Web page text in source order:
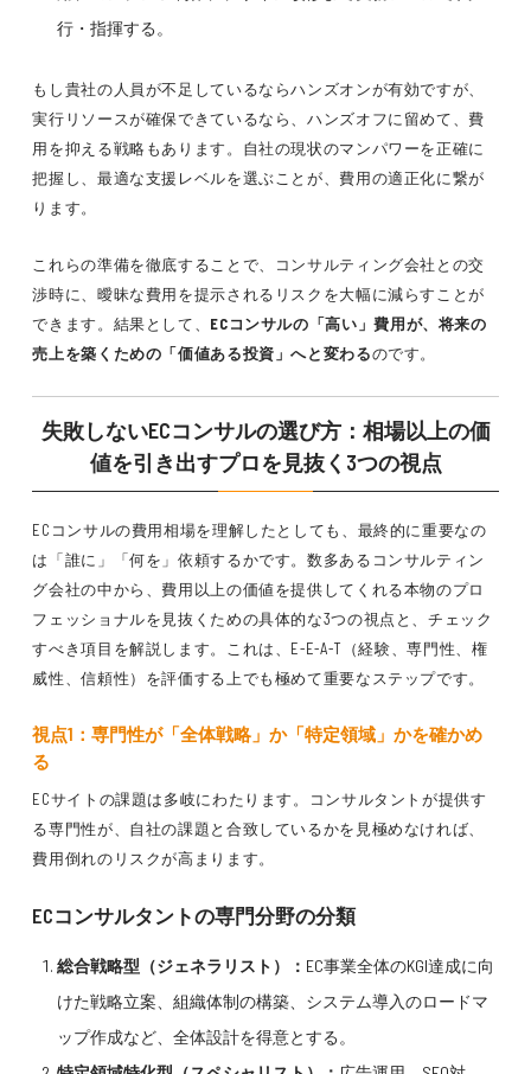
行・指揮する。
もし貴社の人員が不足しているならハンズオンが有効ですが、
実行リソースが確保できているなら、ハンズオフに留めて、費
用を抑える戦略もあります。自社の現状のマンパワーを正確に
把握し、最適な支援レベルを選ぶことが、費用の適正化に繋が
ります。
これらの準備を徹底することで、コンサルティング会社との交
渉時に、曖昧な費用を提示されるリスクを大幅に減らすことが
できます。結果として、 ECコンサルの「高い」費用が、将来の
売上を築くための「価値ある投資」へと変わるのです。
失敗しないECコンサルの選び方：相場以上の価
値を引き出すプロを見抜く3つの視点
ECコンサルの費用相場を理解したとしても、最終的に重要なの
は「誰に」「何を」依頼するかです。数多あるコンサルティン
グ会社の中から、費用以上の価値を提供してくれる本物のプロ
フェッショナルを見抜くための具体的な3つの視点と、チェック
すべき項目を解説します。これは、E-E-A-T（経験、専門性、権
威性、信頼性）を評価する上でも極めて重要なステップです。
視点1：専門性が「全体戦略」か「特定領域」かを確かめ
る
ECサイトの課題は多岐にわたります。コンサルタントが提供す
る専門性が、自社の課題と合致しているかを見極めなければ、
費用倒れのリスクが高まります。
ECコンサルタントの専門分野の分類
総合戦略型（ジェネラリスト）： EC事業全体のKGI達成に向
けた戦略立案、組織体制の構築、システム導入のロードマ
ップ作成など、全体設計を得意とする。